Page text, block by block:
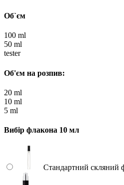
Об`єм
100 ml
50 ml
tester
Об'єм на розпив:
20 ml
10 ml
5 ml
Вибір флакона 10 мл
Стандартний скляний